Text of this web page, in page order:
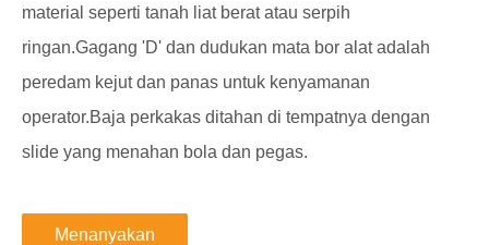
material seperti tanah liat berat atau serpih
ringan.Gagang 'D' dan dudukan mata bor alat adalah
peredam kejut dan panas untuk kenyamanan
operator.Baja perkakas ditahan di tempatnya dengan
slide yang menahan bola dan pegas.
Menanyakan